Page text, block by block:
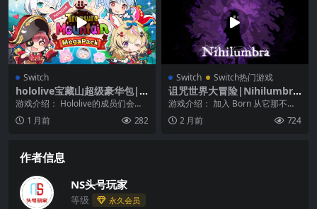
Switch
hololive宝藏山超级豪华包|h
ololive Treasure Mountain
游戏介绍： Hololive的成员们会变
成可爱的“宝藏”！在这款专为Holol
i... 1 月前 282
Switch Switch热门游戏
诅咒世界大冒险|Nihilumbra
中文
游戏介绍： 加入 Born 从它那不可
避免的诅咒中逃脱并找寻自我的探
险之旅，并且...
2 月前 724
作者信息
NS头号玩家
等级 永久会员